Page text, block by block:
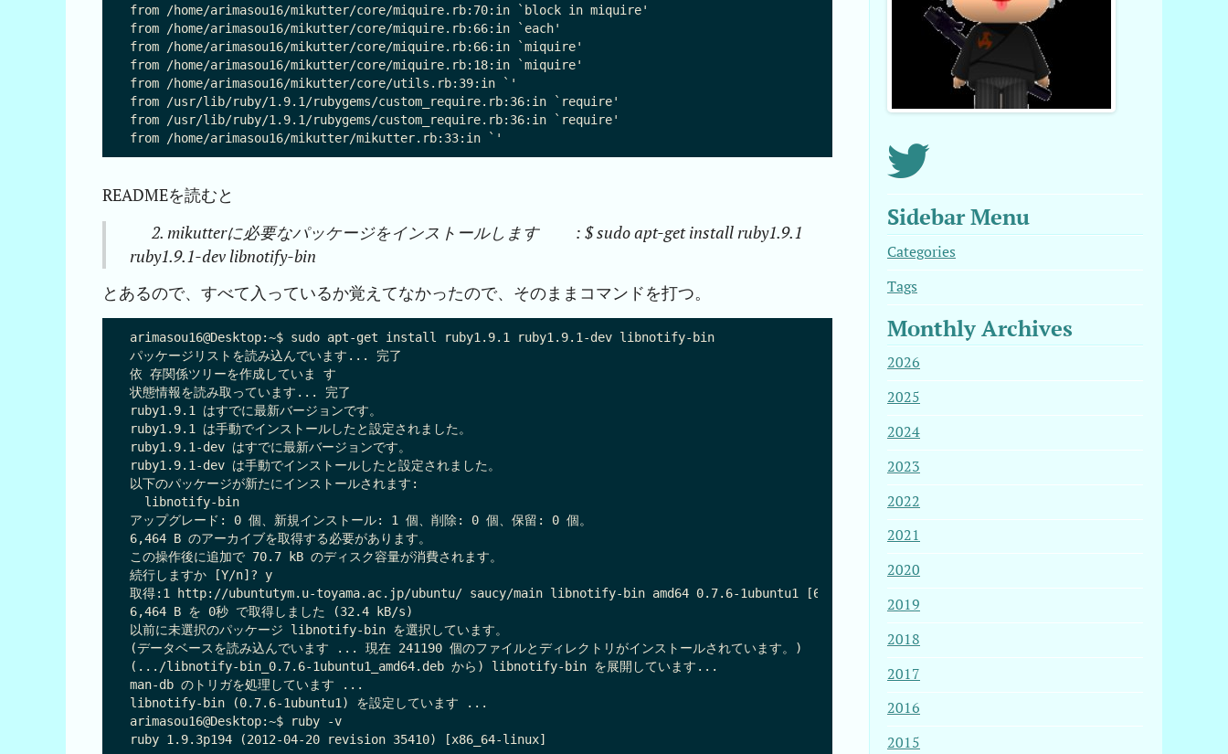
from /home/arimasou16/mikutter/core/miquire.rb:70:in `block in miquire'
from /home/arimasou16/mikutter/core/miquire.rb:66:in `each'
from /home/arimasou16/mikutter/core/miquire.rb:66:in `miquire'
from /home/arimasou16/mikutter/core/miquire.rb:18:in `miquire'
from /home/arimasou16/mikutter/core/utils.rb:39:in `'
from /usr/lib/ruby/1.9.1/rubygems/custom_require.rb:36:in `require'
from /usr/lib/ruby/1.9.1/rubygems/custom_require.rb:36:in `require'
READMEを読むと
2. mikutterに必要なパッケージをインストールします : $ sudo apt-get install ruby1.9.1
ruby1.9.1-dev libnotify-bin
とあるので、すべて入っているか覚えてなかったので、そのままコマンドを打つ。
arimasou16@Desktop:~$ sudo apt-get install ruby1.9.1 ruby1.9.1-dev libnotify-bin
パッケージリストを読み込んでいます... 完了
依 存関係ツリーを作成していま す
状態情報を読み取っています... 完了
ruby1.9.1 はすでに最新バージョンです。
ruby1.9.1 は手動でインストールしたと設定されました。
ruby1.9.1-dev はすでに最新バージョンです。
ruby1.9.1-dev は手動でインストールしたと設定されました。
以下のパッケージが新たにインストールされます:
libnotify-bin
アップグレード: 0 個、新規インストール: 1 個、削除: 0 個、保留: 0 個。
6,464 B のアーカイブを取得する必要があります。
この操作後に追加で 70.7 kB のディスク容量が消費されます。
続行しますか [Y/n]? y
取得:1 http://ubuntutym.u-toyama.ac.jp/ubuntu/ saucy/main libnotify-bin amd64 0.7.6-1ubuntu1 [6,464 B]
6,464 B を 0秒 で取得しました (32.4 kB/s)
以前に未選択のパッケージ libnotify-bin を選択しています。
(データベースを読み込んでいます ... 現在 241190 個のファイルとディレクトリがインストールされています。)
(.../libnotify-bin_0.7.6-1ubuntu1_amd64.deb から) libnotify-bin を展開しています...
man-db のトリガを処理しています ...
libnotify-bin (0.7.6-1ubuntu1) を設定しています ...
arimasou16@Desktop:~$ ruby -v
Sidebar Menu
Categories
Tags
Monthly Archives
2026
2025
2024
2023
2022
2021
2020
2019
2018
2017
2016
2015